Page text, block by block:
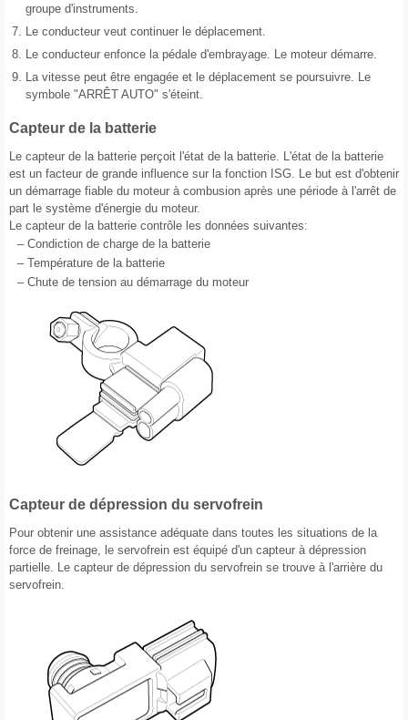
groupe d'instruments.
7.
Le conducteur veut continuer le déplacement.
8.
Le conducteur enfonce la pédale d'embrayage. Le moteur démarre.
9.
La vitesse peut être engagée et le déplacement se poursuivre. Le
symbole "ARRÊT AUTO" s'éteint.
Capteur de la batterie
Le capteur de la batterie perçoit l'état de la batterie. L'état de la batterie
est un facteur de grande influence sur la fonction ISG. Le but est d'obtenir
un démarrage fiable du moteur à combusion après une période à l'arrêt de
part le système d'énergie du moteur.
Le capteur de la batterie contrôle les données suivantes:
– Condiction de charge de la batterie
– Température de la batterie
– Chute de tension au démarrage du moteur
Capteur de dépression du servofrein
Pour obtenir une assistance adéquate dans toutes les situations de la
force de freinage, le servofrein est équipé d'un capteur à dépression
partielle. Le capteur de dépression du servofrein se trouve à l'arrière du
servofrein.